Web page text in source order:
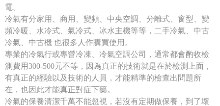
電。
冷氣有分家用、商用、變頻、中央空調、分離式、窗型、變
頻冷暖、水冷式、氣冷式、冰水主機等等，二手冷氣、中古
冷氣、中古機 也很多人作購買使用。
專業的冷氣行或專營冷凍、冷氣空調公司，通常都會酌收檢
測費用300-500元不等，因為真正的技術就是在於檢測上面，
有真正的經驗以及技術的人員，才能精準的檢查出問題所
在，也因此才能真正對症下藥。
冷氣的保養清潔千萬不能忽視，若沒有定期做保養，到了壞